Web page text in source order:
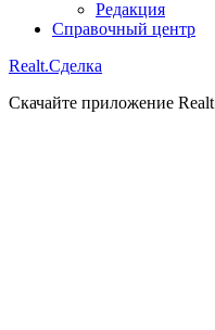
Редакция
Справочный центр
Realt.Сделка
Скачайте приложение Realt